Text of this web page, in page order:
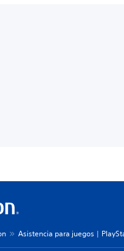
Asistencia para juegos |